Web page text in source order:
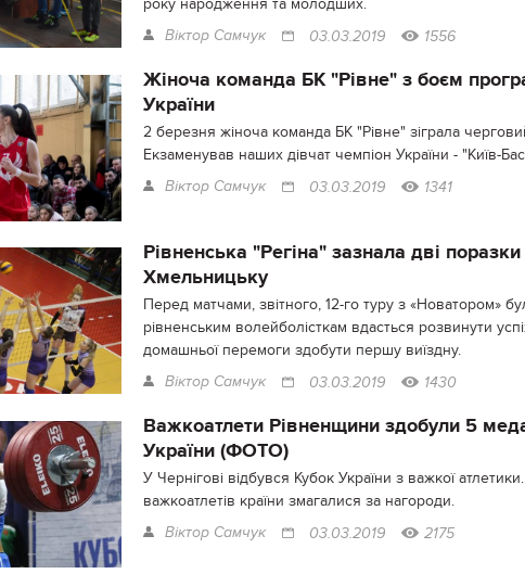
року народження та молодших.
Віктор Самчук 03.03.2019 1556
Жіноча команда БК "Рівне" з боєм
України
2 березня жіноча команда БК "Рівне" зіграла
Екзаменував наших дівчат чемпіон України - "Київ-
Віктор Самчук 03.03.2019 1341
Рівненська "Регіна" зазнала дві поразки
Хмельницьку
Перед матчами, звітного, 12-го туру з «Новатором»
рівненським волейболісткам вдасться розвинути
домашньої перемоги здобути першу виїздну.
Віктор Самчук 03.03.2019 1430
Важкоатлети Рівненщини здобули 5
України (ФОТО)
У Чернігові відбувся Кубок України з важкої
важкоатлетів країни змагалися за нагороди.
Віктор Самчук 03.03.2019 2175